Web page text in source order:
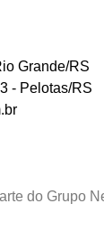
Grande/RS
- Pelotas/RS
do Grupo